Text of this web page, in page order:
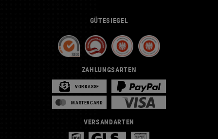
GÜTESIEGEL
ZAHLUNGSARTEN
VORKASSE
MASTERCARD
VERSANDARTEN